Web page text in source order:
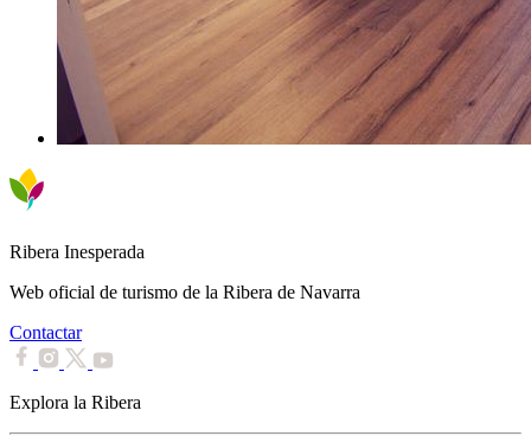
Ribera Inesperada
Web oficial de turismo de la Ribera de Navarra
Contactar
Explora la Ribera